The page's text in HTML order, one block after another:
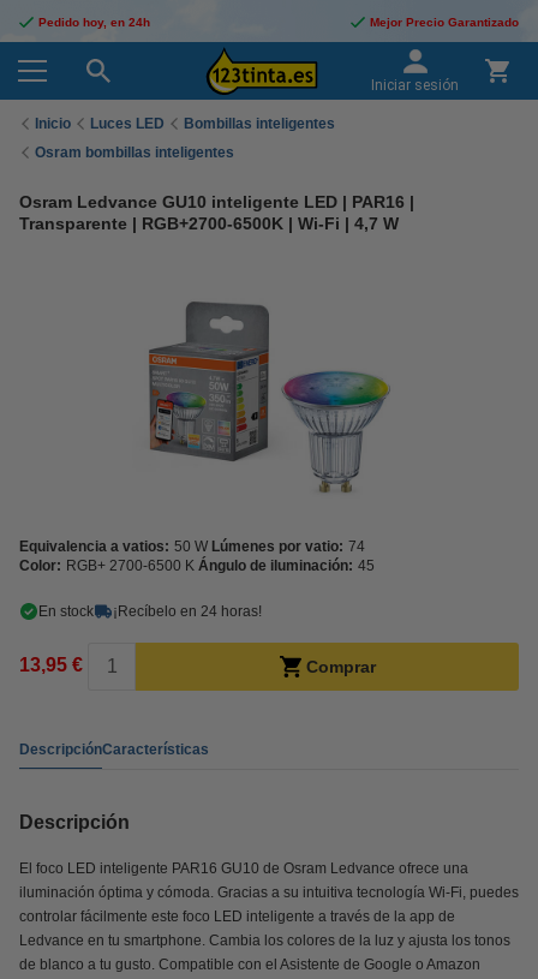
Pedido hoy, en 24h Mejor Precio Garantizado
Iniciar sesión
Inicio Luces LED
Bombillas inteligentes
Osram bombillas inteligentes
Osram Ledvance GU10 inteligente LED | PAR16 |
Transparente | RGB+2700-6500K | Wi-Fi | 4,7 W
Equivalencia a vatios: 50 W Lúmenes por vatio: 74
Color: RGB+ 2700-6500 K Ángulo de iluminación: 45
En stock ¡Recíbelo en 24 horas!
13,95 € Comprar
DescripciónCaracterísticas
Descripción
El foco LED inteligente PAR16 GU10 de Osram Ledvance ofrece una
iluminación óptima y cómoda. Gracias a su intuitiva tecnología Wi-Fi, puedes
controlar fácilmente este foco LED inteligente a través de la app de
Ledvance en tu smartphone. Cambia los colores de la luz y ajusta los tonos
de blanco a tu gusto. Compatible con el Asistente de Google o Amazon